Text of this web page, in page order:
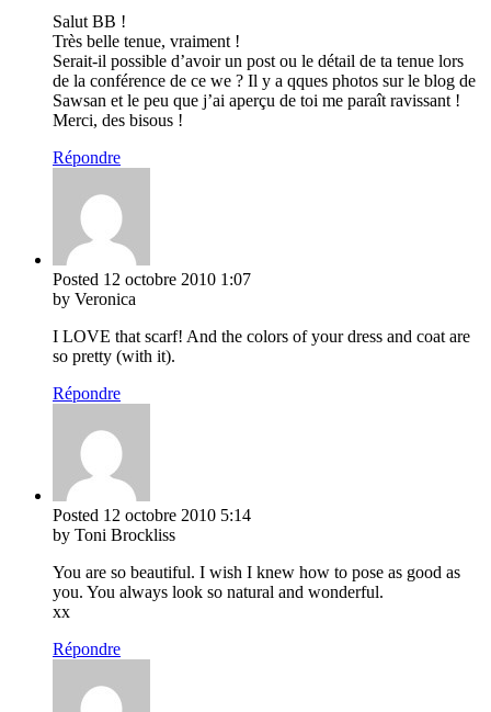
Salut BB !
Très belle tenue, vraiment !
Serait-il possible d’avoir un post ou le détail de ta tenue lors
de la conférence de ce we ? Il y a qques photos sur le blog de
Sawsan et le peu que j’ai aperçu de toi me paraît ravissant !
Merci, des bisous !
Répondre
Posted 12 octobre 2010 1:07
by Veronica
I LOVE that scarf! And the colors of your dress and coat are
so pretty (with it).
Répondre
Posted 12 octobre 2010 5:14
by Toni Brockliss
You are so beautiful. I wish I knew how to pose as good as
you. You always look so natural and wonderful.
xx
Répondre